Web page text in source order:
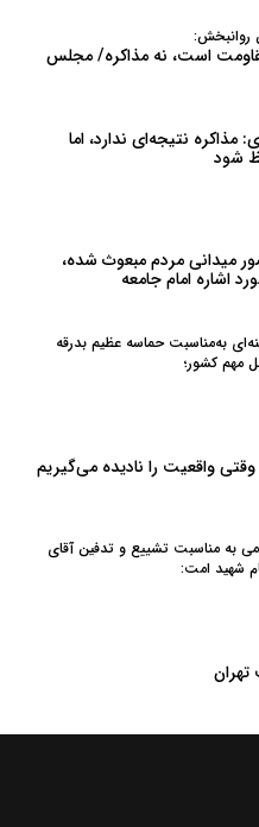
روانبخش:
مقاومت است، نه مذاکره/ مجلس
مذاکره نتیجه‌ای ندارد، اما
شود
میدانی مردم مبعوث شده،
اشاره امام جامعه
به‌مناسبت حماسه عظیم بدرقه
مهم کشور؛
وقتی واقعیت را نادیده می‌گیریم
به‌ مناسبت تشییع و تدفین آقای
شهید امت:
تهران